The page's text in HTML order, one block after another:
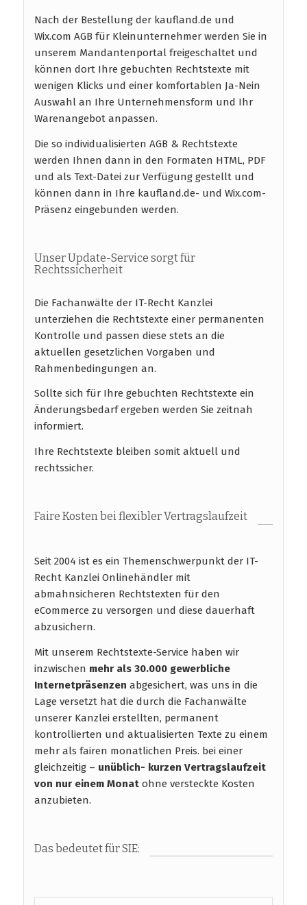
Nach der Bestellung der kaufland.de und
Wix.com AGB für Kleinunternehmer werden Sie in
unserem Mandantenportal freigeschaltet und
können dort Ihre gebuchten Rechtstexte mit
wenigen Klicks und einer komfortablen Ja-Nein
Auswahl an Ihre Unternehmensform und Ihr
Warenangebot anpassen.
Die so individualisierten AGB & Rechtstexte
werden Ihnen dann in den Formaten HTML, PDF
und als Text-Datei zur Verfügung gestellt und
können dann in Ihre kaufland.de- und Wix.com-
Präsenz eingebunden werden.
Unser Update-Service sorgt für
Rechtssicherheit
Die Fachanwälte der IT-Recht Kanzlei
unterziehen die Rechtstexte einer permanenten
Kontrolle und passen diese stets an die
aktuellen gesetzlichen Vorgaben und
Rahmenbedingungen an.
Sollte sich für Ihre gebuchten Rechtstexte ein
Änderungsbedarf ergeben werden Sie zeitnah
informiert.
Ihre Rechtstexte bleiben somit aktuell und
rechtssicher.
Faire Kosten bei flexibler Vertragslaufzeit
Seit 2004 ist es ein Themenschwerpunkt der IT-
Recht Kanzlei Onlinehändler mit
abmahnsicheren Rechtstexten für den
eCommerce zu versorgen und diese dauerhaft
abzusichern.
Mit unserem Rechtstexte-Service haben wir
inzwischen mehr als 30.000 gewerbliche
Internetpräsenzen abgesichert, was uns in die
Lage versetzt hat die durch die Fachanwälte
unserer Kanzlei erstellten, permanent
kontrollierten und aktualisierten Texte zu einem
mehr als fairen monatlichen Preis. bei einer
gleichzeitig – unüblich- kurzen Vertragslaufzeit
von nur einem Monat ohne versteckte Kosten
anzubieten.
Das bedeutet für SIE: